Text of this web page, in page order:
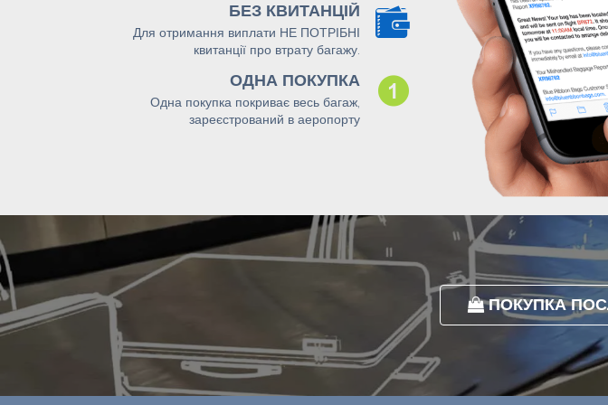
БЕЗ КВИТАНЦІЙ
Для отримання виплати НЕ ПОТРІБНІ
квитанції про втрату багажу.
ОДНА ПОКУПКА
Одна покупка покриває весь багаж,
зареєстрований в аеропорту
ПОКУПКА